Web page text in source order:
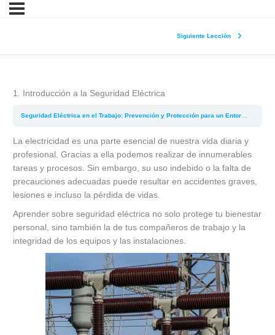
Siguiente Lección
1. Introducción a la Seguridad Eléctrica
La electricidad es una parte esencial de nuestra vida diaria y
profesional. Gracias a ella podemos realizar de innumerables
tareas y procesos. Sin embargo, su uso indebido o la falta de
precauciones adecuadas puede resultar en accidentes graves,
lesiones e incluso la pérdida de vidas.
Aprender sobre seguridad eléctrica no solo protege tu bienestar
personal, sino también la de tus compañeros de trabajo y la
integridad de los equipos y las instalaciones.